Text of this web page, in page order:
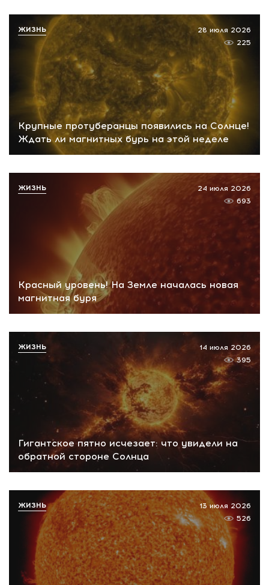
Крупные протуберанцы появились на Солнце!
Ждать ли магнитных бурь на этой неделе
28 июля 2026
225
ЖИЗНЬ
Красный уровень! На Земле началась новая
магнитная буря
24 июля 2026
693
ЖИЗНЬ
Гигантское пятно исчезает: что увидели на
обратной стороне Солнца
14 июля 2026
395
ЖИЗНЬ
13 июля 2026
526
ЖИЗНЬ